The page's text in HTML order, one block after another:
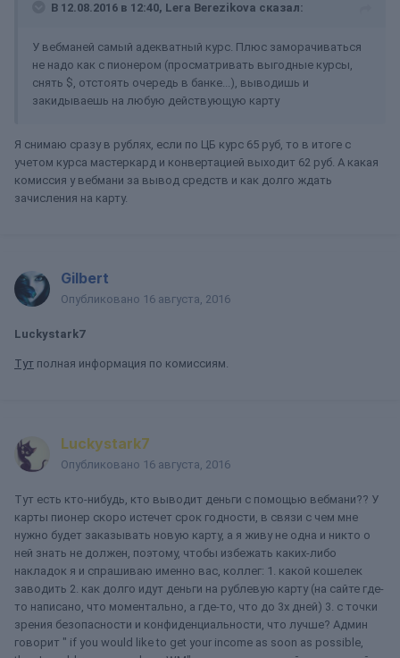
В 12.08.2016 в 12:40, Lera Berezikova сказал:
У вебманей самый адекватный курс. Плюс заморачиваться
не надо как с пионером (просматривать выгодные курсы,
снять $, отстоять очередь в банке...), выводишь и
закидываешь на любую действующую карту
Я снимаю сразу в рублях, если по ЦБ курс 65 руб, то в итоге с
учетом курса мастеркард и конвертацией выходит 62 руб. А какая
комиссия у вебмани за вывод средств и как долго ждать
зачисления на карту.
Gilbert
Опубликовано 16 августа, 2016
Luckystark7
Тут полная информация по комиссиям.
Luckystark7
Опубликовано 16 августа, 2016
Тут есть кто-нибудь, кто выводит деньги с помощью вебмани?? У
карты пионер скоро истечет срок годности, в связи с чем мне
нужно будет заказывать новую карту, а я живу не одна и никто о
ней знать не должен, поэтому, чтобы избежать каких-либо
накладок я и спрашиваю именно вас, коллег: 1. какой кошелек
заводить 2. как долго идут деньги на рублевую карту (на сайте где-
то написано, что моментально, а где-то, что до 3х дней) 3. с точки
зрения безопасности и конфиденциальности, что лучше? Админ
говорит " if you would like to get your income as soon as possible,